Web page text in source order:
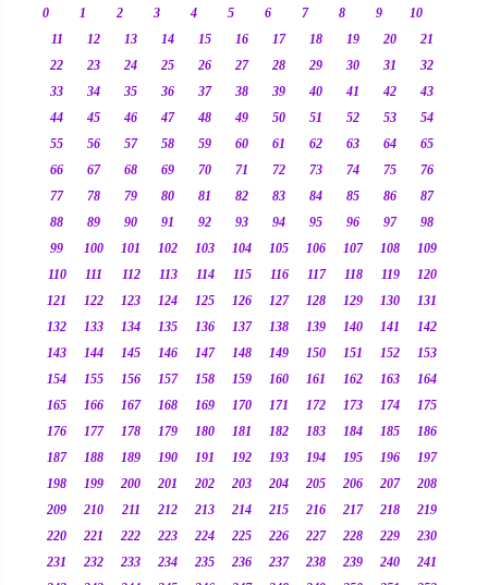
0 1 2 3 4 5 6 7 8 9
10
11
12 13 14 15 16 17 18 19 20
21
22
23 24 25 26 27 28 29 30 31
32
33
34 35 36 37 38 39 40 41 42
43
44
45 46 47 48 49 50 51 52 53
54
55
56 57 58 59 60 61 62 63 64
65
66
67 68 69 70 71 72 73 74 75
76
77
78 79 80 81 82 83 84 85 86
87
88
89 90 91 92 93 94 95 96 97
98
99
100 101 102 103 104 105 106 107 108
109
110
111 112 113 114 115 116 117 118 119
120
121
122 123 124 125 126 127 128 129 130
131
132
133 134 135 136 137 138 139 140 141
142
143
144 145 146 147 148 149 150 151 152
153
154
155 156 157 158 159 160 161 162 163
164
165
166 167 168 169 170 171 172 173 174
175
176
177 178 179 180 181 182 183 184 185
186
187
188 189 190 191 192 193 194 195 196
197
198
199 200 201 202 203 204 205 206 207
208
209
210 211 212 213 214 215 216 217 218
219
220
221 222 223 224 225 226 227 228 229
230
231
232 233 234 235 236 237 238 239 240
241